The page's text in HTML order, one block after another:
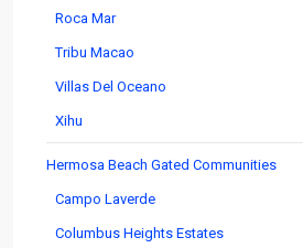
Roca Mar
Tribu Macao
Villas Del Oceano
Xihu
Hermosa Beach Gated Communities
Campo Laverde
Columbus Heights Estates